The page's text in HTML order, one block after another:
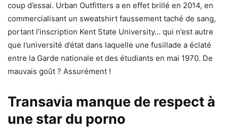
coup d’essai. Urban Outfitters a en effet brillé en 2014, en
commercialisant un sweatshirt faussement taché de sang,
portant l’inscription Kent State University… qui n’est autre
que l’université d’état dans laquelle une fusillade a éclaté
entre la Garde nationale et des étudiants en mai 1970. De
mauvais goût ? Assurément !
Transavia manque de respect à
une star du porno